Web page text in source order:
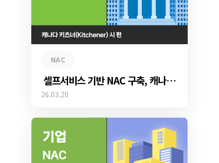
NAC
셀프서비스 기반 NAC 구축, 캐나다 키치너(Kitchener) 시 도입 사례
26.03.20